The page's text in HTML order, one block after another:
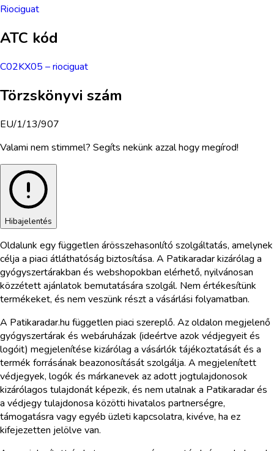
Riociguat
ATC kód
C02KX05 –riociguat
Törzskönyvi szám
EU/1/13/907
Valami nem stimmel? Segíts nekünk azzal hogy megírod!
Hibajelentés
Oldalunk egy független árösszehasonlító szolgáltatás, amelynek
célja a piaci átláthatóság biztosítása. A Patikaradar kizárólag a
gyógyszertárakban és webshopokban elérhető, nyilvánosan
közzétett ajánlatok bemutatására szolgál. Nem értékesítünk
termékeket, és nem veszünk részt a vásárlási folyamatban.
A Patikaradar.hu független piaci szereplő. Az oldalon megjelenő
gyógyszertárak és webáruházak (ideértve azok védjegyeit és
logóit) megjelenítése kizárólag a vásárlók tájékoztatását és a
termék forrásának beazonosítását szolgálja. A megjelenített
védjegyek, logók és márkanevek az adott jogtulajdonosok
kizárólagos tulajdonát képezik, és nem utalnak a Patikaradar és
a védjegy tulajdonosa közötti hivatalos partnerségre,
támogatásra vagy egyéb üzleti kapcsolatra, kivéve, ha ez
kifejezetten jelölve van.